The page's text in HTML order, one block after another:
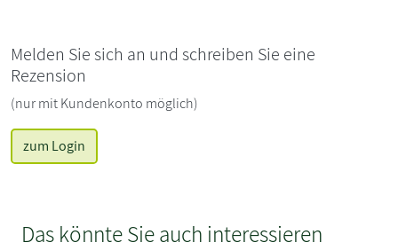
Melden Sie sich an und schreiben Sie eine
Rezension
(nur mit Kundenkonto möglich)
zum Login
Das könnte Sie auch interessieren